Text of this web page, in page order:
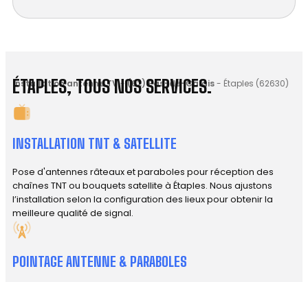
Installation antenne TV-(62) Pas-de-Calais- Étaples (62630)
ÉTAPLES, TOUS NOS SERVICES.
INSTALLATION TNT & SATELLITE
Pose d'antennes râteaux et paraboles pour réception des
chaînes TNT ou bouquets satellite à Étaples. Nous ajustons
l’installation selon la configuration des lieux pour obtenir la
meilleure qualité de signal.
POINTAGE ANTENNE & PARABOLES